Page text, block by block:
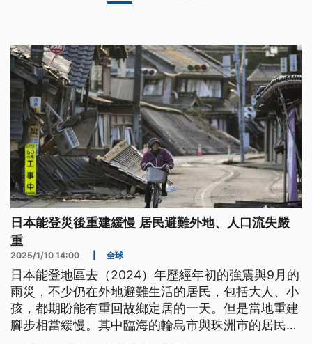
日本能登災後重建緩慢 居民避難外地、人口流失嚴
重
2025/1/10 14:00 全球
日本能登地區去（2024）年歷經年初的強震與9月的
雨災，不少仍在外地避難生活的居民，包括大人、小
孩，都期盼能有重回故鄉定居的一天。但是當地重建
腳步相當緩慢。其中臨海的輪島市與珠洲市的居民，